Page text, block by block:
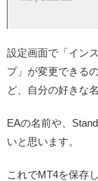
設定画面で「イン
プ」が変更できる
ど、自分の好きな
EAの名前や、
いと思います。
これでMT4を保存